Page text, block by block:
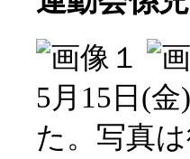
5月15日(
た。写真